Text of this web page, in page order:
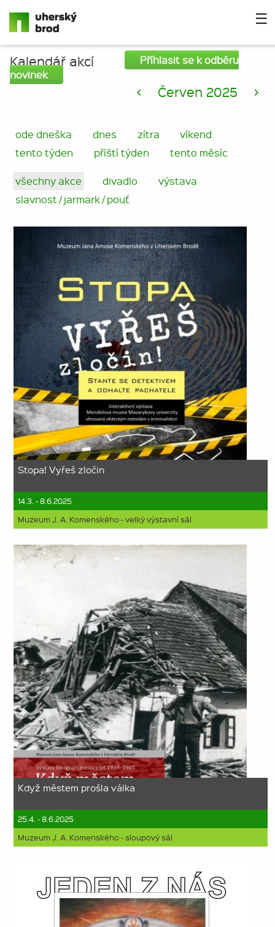
☰
Kalendář akcí
Příhlasit se k odběru
novinek
< Červen 2025 >
ode dneška dnes zítra
víkend
tento týden
příští týden tento měsíc
všechny akce divadlo
výstava
slavnost / jarmark / pouť
Stopa! Vyřeš zločin
14.3. - 8.6.2025
Muzeum J. A. Komenského - velký výstavní sál
Když městem prošla válka
25.4. - 8.6.2025
Muzeum J. A. Komenského - sloupový sál